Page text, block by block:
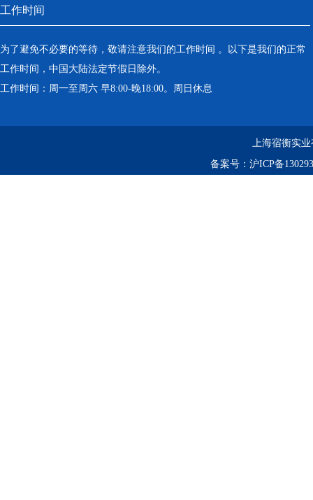
工作时间
为了避免不必要的等待，敬请注意我们的工作时间 。以下是我们的正常
工作时间，中国大陆法定节假日除外。
工作时间：周一至周六 早8:00-晚18:00。周日休息
上海宿衡实
备案号： 沪ICP备